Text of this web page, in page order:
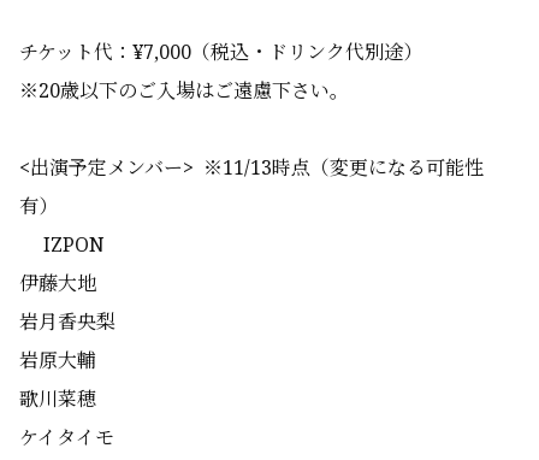
チケット代：¥7,000（税込・ドリンク代別途）
※20歳以下のご入場はご遠慮下さい。
<出演予定メンバー> ※11/13時点（変更になる可能性
有）
IZPON
伊藤大地
岩月香央梨
岩原大輔
歌川菜穂
ケイタイモ